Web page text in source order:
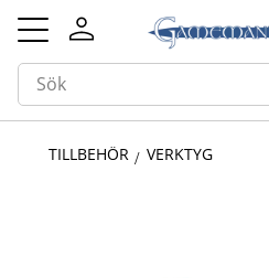
Meny
TILLBEHÖR VERKTYG